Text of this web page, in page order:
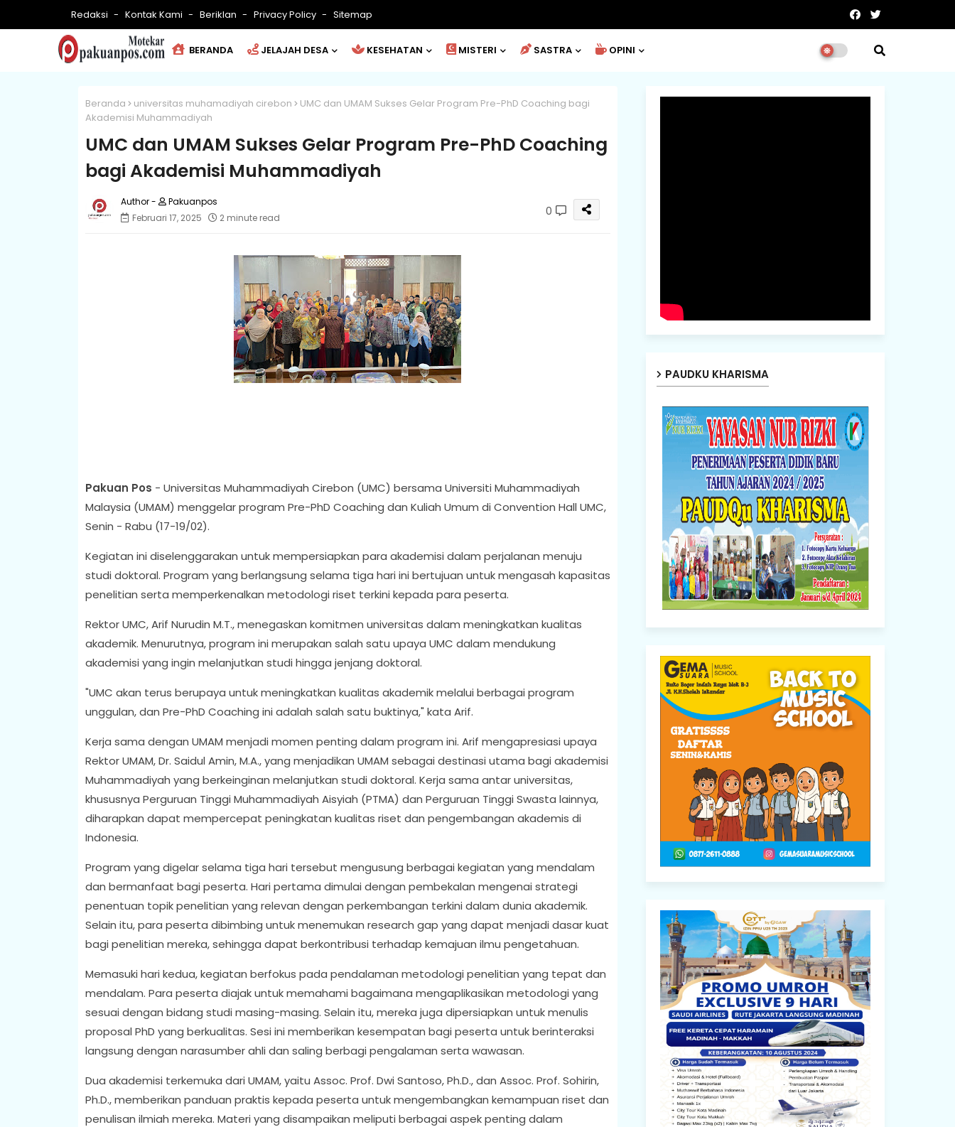
Redaksi Kontak Kami Beriklan Privacy Policy Sitemap
BERANDA JELAJAH DESA KESEHATAN MISTERI SASTRA OPINI
Beranda universitas muhamadiyah cirebon
UMC dan UMAM Sukses Gelar Program Pre-PhD Coaching bagi
Akademisi Muhammadiyah
UMC dan UMAM Sukses Gelar Program Pre-PhD Coaching
bagi Akademisi Muhammadiyah
Pakuanpos
Februari 17, 2025
2 minute read 0
Pakuan Pos - Universitas Muhammadiyah Cirebon (UMC) bersama Universiti Muhammadiyah
Malaysia (UMAM) menggelar program Pre-PhD Coaching dan Kuliah Umum di Convention Hall UMC,
Senin - Rabu (17-19/02).
Kegiatan ini diselenggarakan untuk mempersiapkan para akademisi dalam perjalanan menuju
studi doktoral. Program yang berlangsung selama tiga hari ini bertujuan untuk mengasah kapasitas
penelitian serta memperkenalkan metodologi riset terkini kepada para peserta.
Rektor UMC, Arif Nurudin M.T., menegaskan komitmen universitas dalam meningkatkan kualitas
akademik. Menurutnya, program ini merupakan salah satu upaya UMC dalam mendukung
akademisi yang ingin melanjutkan studi hingga jenjang doktoral.
"UMC akan terus berupaya untuk meningkatkan kualitas akademik melalui berbagai program
unggulan, dan Pre-PhD Coaching ini adalah salah satu buktinya," kata Arif.
Kerja sama dengan UMAM menjadi momen penting dalam program ini. Arif mengapresiasi upaya
Rektor UMAM, Dr. Saidul Amin, M.A., yang menjadikan UMAM sebagai destinasi utama bagi akademisi
Muhammadiyah yang berkeinginan melanjutkan studi doktoral. Kerja sama antar universitas,
khususnya Perguruan Tinggi Muhammadiyah Aisyiah (PTMA) dan Perguruan Tinggi Swasta lainnya,
diharapkan dapat mempercepat peningkatan kualitas riset dan pengembangan akademis di
Indonesia.
Program yang digelar selama tiga hari tersebut mengusung berbagai kegiatan yang mendalam
dan bermanfaat bagi peserta. Hari pertama dimulai dengan pembekalan mengenai strategi
penentuan topik penelitian yang relevan dengan perkembangan terkini dalam dunia akademik.
Selain itu, para peserta dibimbing untuk menemukan research gap yang dapat menjadi dasar kuat
bagi penelitian mereka, sehingga dapat berkontribusi terhadap kemajuan ilmu pengetahuan.
Memasuki hari kedua, kegiatan berfokus pada pendalaman metodologi penelitian yang tepat dan
mendalam. Para peserta diajak untuk memahami bagaimana mengaplikasikan metodologi yang
sesuai dengan bidang studi masing-masing. Selain itu, mereka juga dipersiapkan untuk menulis
proposal PhD yang berkualitas. Sesi ini memberikan kesempatan bagi peserta untuk berinteraksi
langsung dengan narasumber ahli dan saling berbagi pengalaman serta wawasan.
Dua akademisi terkemuka dari UMAM, yaitu Assoc. Prof. Dwi Santoso, Ph.D., dan Assoc. Prof. Sohirin,
Ph.D., memberikan panduan praktis kepada peserta untuk mengembangkan kemampuan riset dan
penulisan ilmiah mereka. Materi yang disampaikan meliputi berbagai aspek penting dalam
PAUDKU KHARISMA